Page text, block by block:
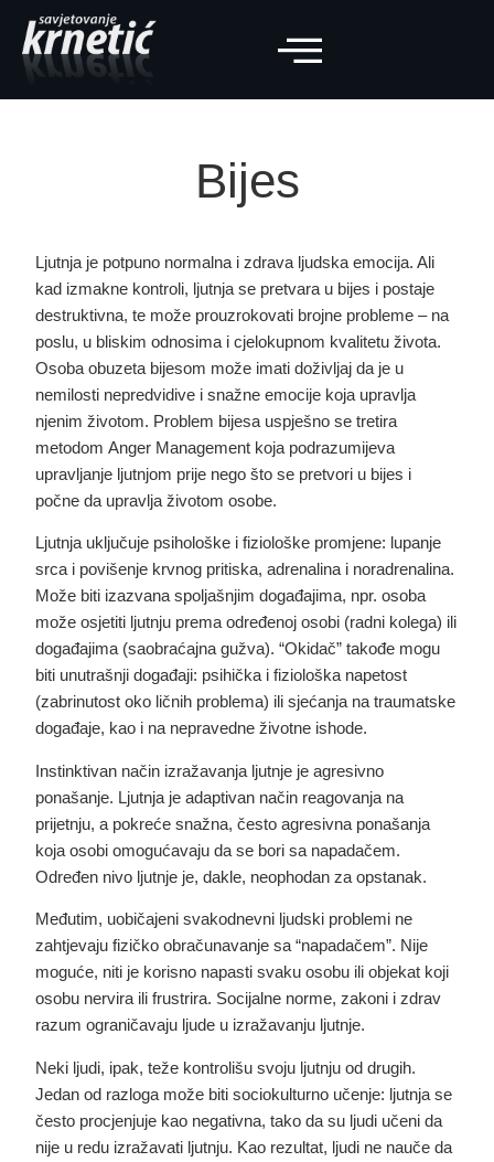
Bijes
Ljutnja je potpuno normalna i zdrava ljudska emocija. Ali
kad izmakne kontroli, ljutnja se pretvara u bijes i postaje
destruktivna, te može prouzrokovati brojne probleme – na
poslu, u bliskim odnosima i cjelokupnom kvalitetu života.
Osoba obuzeta bijesom može imati doživljaj da je u
nemilosti nepredvidive i snažne emocije koja upravlja
njenim životom. Problem bijesa uspješno se tretira
metodomAnger Management koja podrazumijeva
upravljanje ljutnjom prije nego što se pretvori u bijes i
počne da upravlja životom osobe.
Ljutnja uključuje psihološke i fiziološke promjene: lupanje
srca i povišenje krvnog pritiska, adrenalina i noradrenalina.
Može biti izazvana spoljašnjim događajima, npr. osoba
može osjetiti ljutnju prema određenoj osobi (radni kolega) ili
događajima (saobraćajna gužva). “Okidač” takođe mogu
biti unutrašnji događaji: psihička i fiziološka napetost
(zabrinutost oko ličnih problema) ili sjećanja na traumatske
događaje, kao i na nepravedne životne ishode.
Instinktivan način izražavanja ljutnje je agresivno
ponašanje. Ljutnja je adaptivan način reagovanja na
prijetnju, a pokreće snažna, često agresivna ponašanja
koja osobi omogućavaju da se bori sa napadačem.
Određen nivo ljutnje je, dakle, neophodan za opstanak.
Međutim, uobičajeni svakodnevni ljudski problemi ne
zahtjevaju fizičko obračunavanje sa “napadačem”. Nije
moguće, niti je korisno napasti svaku osobu ili objekat koji
osobu nervira ili frustrira. Socijalne norme, zakoni i zdrav
razum ograničavaju ljude u izražavanju ljutnje.
Neki ljudi, ipak, teže kontrolišu svoju ljutnju od drugih.
Jedan od razloga može biti sociokulturno učenje: ljutnja se
često procjenjuje kao negativna, tako da su ljudi učeni da
nije u redu izražavati ljutnju. Kao rezultat, ljudi ne nauče da